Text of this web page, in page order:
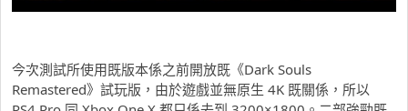
今次測試所使用既版本係之前開放既《Dark Souls
Remastered》試玩版，由於遊戲並無原生 4K 既關係，所以